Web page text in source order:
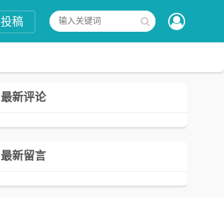
投稿
最新评论
最新留言